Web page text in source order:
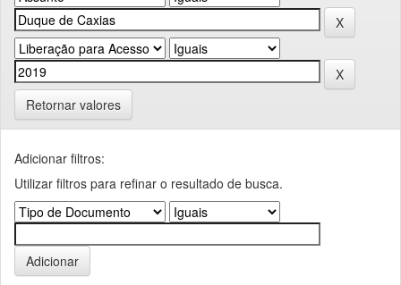
Retornar valores
Adicionar filtros:
Utilizar filtros para refinar o resultado de busca.